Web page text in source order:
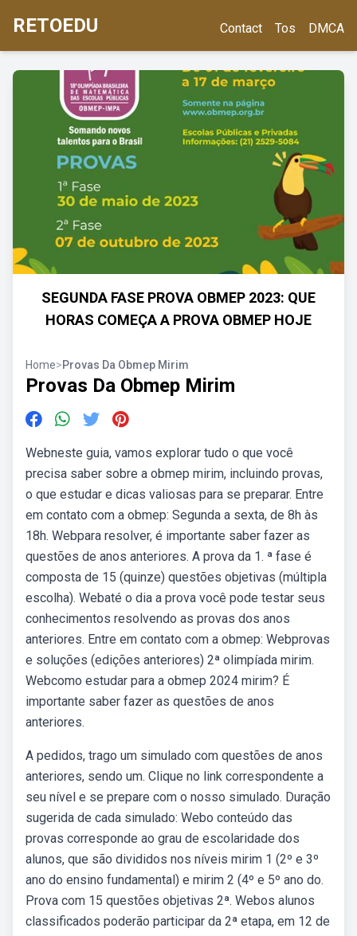
RETOEDU Contact Tos DMCA
SEGUNDA FASE PROVA OBMEP 2023: QUE
HORAS COMEÇA A PROVA OBMEP HOJE
Home>Provas Da Obmep Mirim
Provas Da Obmep Mirim
Webneste guia, vamos explorar tudo o que você
precisa saber sobre a obmep mirim, incluindo provas,
o que estudar e dicas valiosas para se preparar. Entre
em contato com a obmep: Segunda a sexta, de 8h às
18h. Webpara resolver, é importante saber fazer as
questões de anos anteriores. A prova da 1. ª fase é
composta de 15 (quinze) questões objetivas (múltipla
escolha). Webaté o dia a prova você pode testar seus
conhecimentos resolvendo as provas dos anos
anteriores. Entre em contato com a obmep: Webprovas
e soluções (edições anteriores) 2ª olimpíada mirim.
Webcomo estudar para a obmep 2024 mirim? É
importante saber fazer as questões de anos
anteriores.
A pedidos, trago um simulado com questões de anos
anteriores, sendo um. Clique no link correspondente a
seu nível e se prepare com o nosso simulado. Duração
sugerida de cada simulado: Webo conteúdo das
provas corresponde ao grau de escolaridade dos
alunos, que são divididos nos níveis mirim 1 (2º e 3º
ano do ensino fundamental) e mirim 2 (4º e 5º ano do.
Prova com 15 questões objetivas 2ª. Webos alunos
classificados poderão participar da 2ª etapa, em 12 de